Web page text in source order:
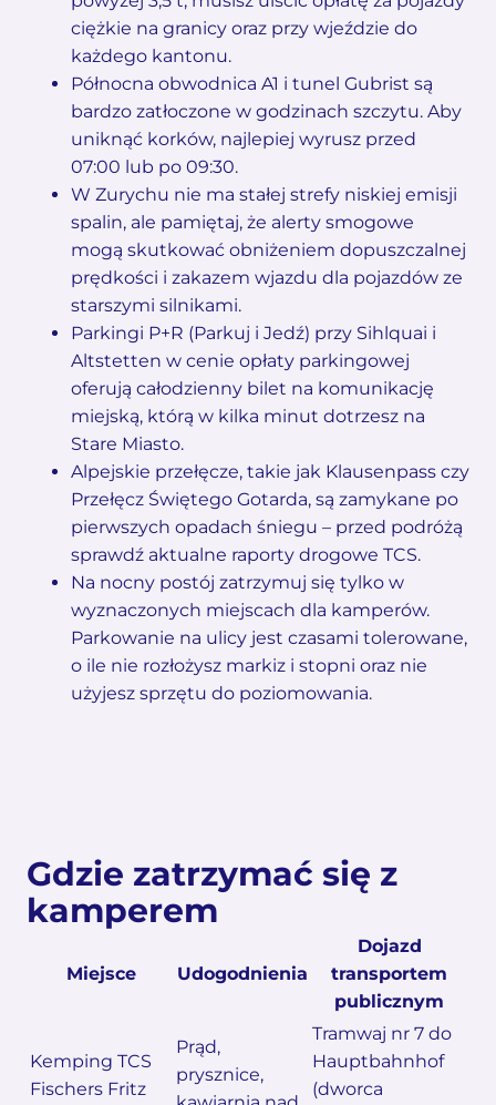
ciężkie na granicy oraz przy wjeździe do
każdego kantonu.
Północna obwodnica A1 i tunel Gubrist są
bardzo zatłoczone w godzinach szczytu. Aby
uniknąć korków, najlepiej wyrusz przed
07:00 lub po 09:30.
W Zurychu nie ma stałej strefy niskiej emisji
spalin, ale pamiętaj, że alerty smogowe
mogą skutkować obniżeniem dopuszczalnej
prędkości i zakazem wjazdu dla pojazdów ze
starszymi silnikami.
Parkingi P+R (Parkuj i Jedź) przy Sihlquai i
Altstetten w cenie opłaty parkingowej
oferują całodzienny bilet na komunikację
miejską, którą w kilka minut dotrzesz na
Stare Miasto.
Alpejskie przełęcze, takie jak Klausenpass czy
Przełęcz Świętego Gotarda, są zamykane po
pierwszych opadach śniegu – przed podróżą
sprawdź aktualne raporty drogowe TCS.
Na nocny postój zatrzymuj się tylko w
wyznaczonych miejscach dla kamperów.
Parkowanie na ulicy jest czasami tolerowane,
o ile nie rozłożysz markiz i stopni oraz nie
użyjesz sprzętu do poziomowania.
Gdzie zatrzymać się z
kamperem
Miejsce Udogodnienia
Dojazd
transportem
publicznym
Kemping TCS
Fischers Fritz
Prąd,
prysznice,
Tramwaj nr 7 do
Hauptbahnhof
(dworca